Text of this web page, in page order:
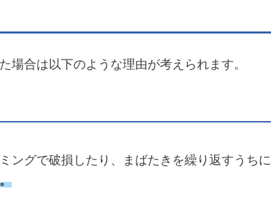
場合は以下のような理由が考えられます。
ングで破損したり、まばたきを繰り返すうちに